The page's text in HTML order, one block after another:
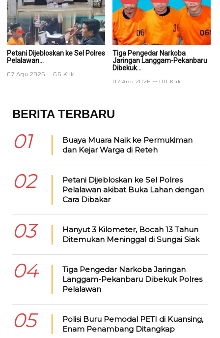
Petani Dijebloskan ke Sel Polres
Pelalawan...
07 Agu 2026 66 Klik
Tiga Pengedar Narkoba
Jaringan Langgam-Pekanbaru
Dibekuk...
07 Agu 2026 101 Klik
BERITA TERBARU
01
Buaya Muara Naik ke Permukiman
dan Kejar Warga di Reteh
02
Petani Dijebloskan ke Sel Polres
Pelalawan akibat Buka Lahan dengan
Cara Dibakar
03
Hanyut 3 Kilometer, Bocah 13 Tahun
Ditemukan Meninggal di Sungai Siak
04
Tiga Pengedar Narkoba Jaringan
Langgam-Pekanbaru Dibekuk Polres
Pelalawan
05
Polisi Buru Pemodal PETI di Kuansing,
Enam Penambang Ditangkap